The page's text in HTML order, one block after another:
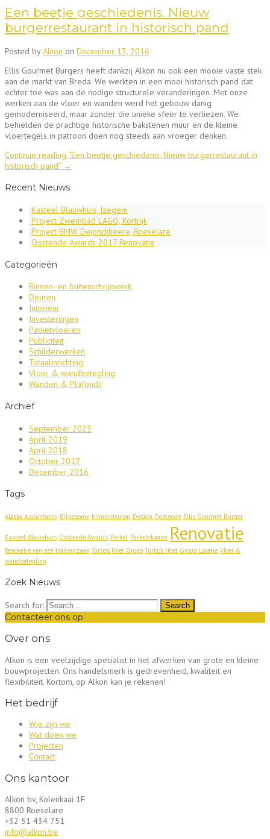
Een beetje geschiedenis. Nieuw
burgerrestaurant in historisch pand
Posted byAlkon on December 13, 2016
Ellis Gourmet Burgers heeft dankzij Alkon nu ook een mooie vaste stek
aan de markt van Breda. We werkten in een mooi historisch pand dat
echter toe was aan de nodige structurele veranderingen. Met onze
werken aan de vloer en wanden werd het gebouw danig
gemoderniseerd, maar zonder die unieke sfeer te verliezen. We
behielden de prachtige historische bakstenen muur en de kleine
vloertegels in patroon doen nog steeds aan vroeger denken.
Continue reading “Een beetje geschiedenis. Nieuw burgerrestaurant in
historisch pand” →
Recent Nieuws
Kasteel Blauwhuis, Izegem
Project Zwembad LAGO, Kortrijk
Project BMW Dejonckheere, Roeselare
Oostende Awards 2017 Renovatie
Categorieën
Binnen- en buitenschrijnwerk
Deuren
Interieur
Investeringen
Parketvloeren
Publiciteit
Schilderwerken
Totaalinrichting
Vloer & wandbetegling
Wanden & Plafonds
Archief
September 2023
April 2019
April 2018
October 2017
December 2016
Tags
Alaska Accountancy Bijgebouw binnendeuren Design Oostende Ellis Gourmet Burger
Kasteel Blauwhuis Oostende Awards Parket Parketvloeren Renovatie
Renovatie van een traiteurzaak Turbo's Hoet Groep Turbo's Hoet Group Locatie Vloer &
wandbetegling
Zoek Nieuws
Search for:
Contacteer ons op
Over ons
Alkon is een veelzijdige specialist in het afwerken van grote en kleine
bouwprojecten. Ons handelsmerk is gedrevenheid, kwaliteit en
flexibiliteit. Kortom, op Alkon kan je rekenen!
Het bedrijf
Wie zijn we
Wat doen we
Projecten
Contact
Ons kantoor
Alkon bv, Kolenkaai 1F
8800 Roeselare
+32 51 434 751
info@alkon.be